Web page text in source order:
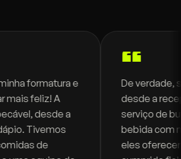
e
a
De verdade, só tenho
desde a recepção,
serviço de buffet
bebida com muita
eles ofereceram em